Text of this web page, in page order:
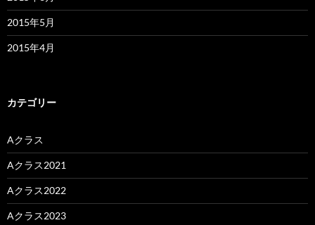
2015年5月
2015年4月
カテゴリー
Aクラス
Aクラス2021
Aクラス2022
Aクラス2023